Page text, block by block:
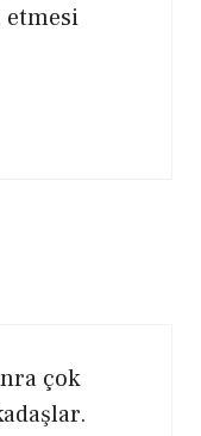
çok